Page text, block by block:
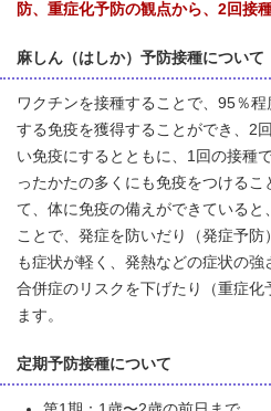
防、重症化予防の観点から、2回接
麻しん（はしか）予防接種について
ワクチンを接種することで、95％
する免疫を獲得することができ、2
い免疫にするとともに、1回の接種
ったかたの多くにも免疫をつける
て、体に免疫の備えができている
ことで、発症を防いだり（発症予
も症状が軽く、発熱などの症状の
合併症のリスクを下げたり（重症
ます。
定期予防接種について